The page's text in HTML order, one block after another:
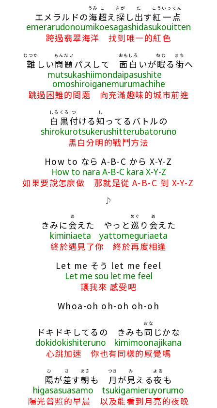
エメラルドの海
うみ
超
こ
え探
さが
し出
だ
す紅
こう
一点
いってん
emerarudonoumikoesagashidasukouitten
跨過翡翠海洋 找到唯一的紅色
難
むつか
しい問題
もんだい
パスして 面白
おもしろ
いが眠
ねむ
る街
まち
へ
mutsukashiimondaipasushite
omoshiroiganemurumachihe
跳過困難的問題 向充滿趣味的城市前進
白
しろ
黒
くろ
付
つ
ける知
し
ってるバトルの
shirokurotsukerushitterubatoruno
黑白分明的戰鬥方法
How to なら A-B-C から X-Y-Z
How to nara A-B-C kara X-Y-Z
如果要說怎麼做 那就是從 A-B-C 到 X-Y-Z
♪
きみに会
あ
えた やっと巡
めぐ
り 会
あ
えた
kiminiaeta yattomeguriaeta
終於遇見了你 終於再度相逢
Let me そう let me feel
Let me sou let me feel
讓我來 感受吧
Whoa-oh oh-oh oh-oh
ドキドキしてるの きみも同
おな
じかな
dokidokishiteruno kimimoonajikana
心跳加速 你也有同樣的感覺嗎
陽
ひ
が差
さ
す朝
あさ
も 月
つき
が見
み
える夜
よる
も
higasasuasamo tsukigamieruyorumo
陽光普照的早晨 以及能看到月亮的夜晚